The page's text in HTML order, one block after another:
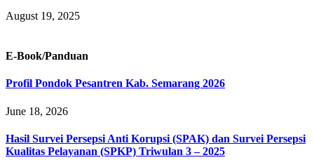
August 19, 2025
E-Book/Panduan
Profil Pondok Pesantren Kab. Semarang 2026
June 18, 2026
Hasil Survei Persepsi Anti Korupsi (SPAK) dan Survei Persepsi
Kualitas Pelayanan (SPKP) Triwulan 3 – 2025